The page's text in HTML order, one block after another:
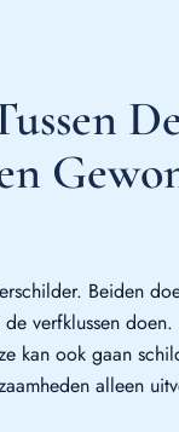
Beiden
verfklussen
kan ook gaan
alleen